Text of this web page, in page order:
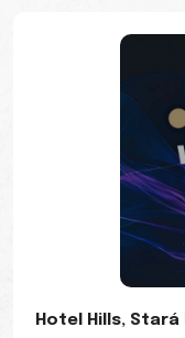
Hotel Hills, Stará